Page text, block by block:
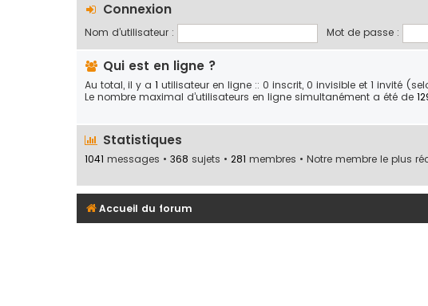
Connexion
Nom d’utilisateur : Mot de passe :
Qui est en ligne ?
Au total, il y a 1 utilisateur en ligne :: 0 inscrit, 0 invisible et 1 invité
Le nombre maximal d’utilisateurs en ligne simultanément a été de
Statistiques
1041 messages • 368 sujets • 281 membres • Notre membre le plus
Accueil du forum